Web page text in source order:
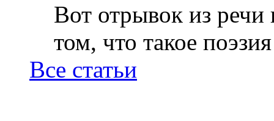
Вот отрывок из
том, что такое
Все статьи